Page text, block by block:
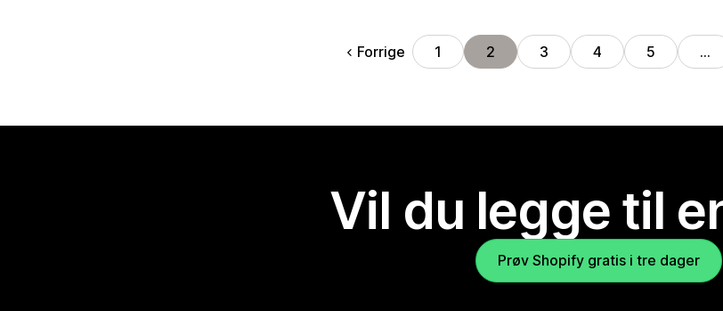
Forrige 1 2 3 4 5 …
Vil du legge til
Prøv Shopify gratis i tre dager